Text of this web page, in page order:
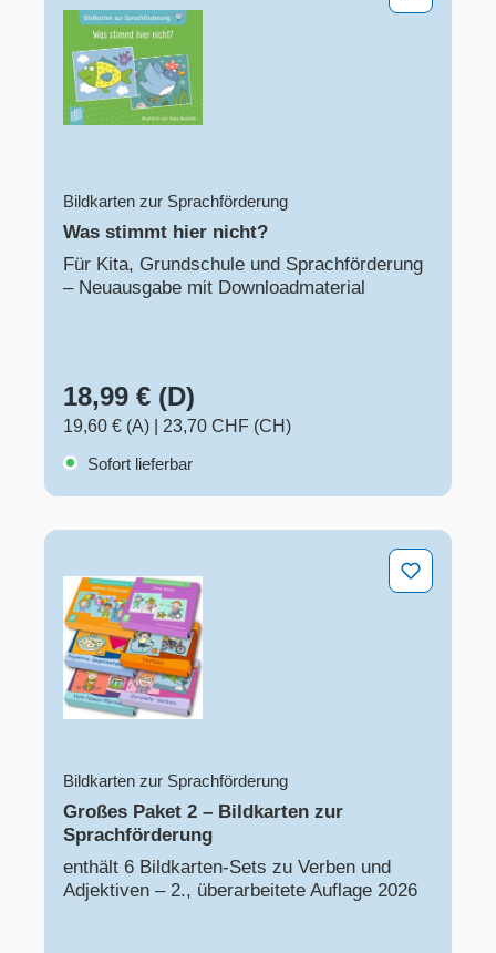
Bildkarten zur Sprachförderung
Was stimmt hier nicht?
Für Kita, Grundschule und Sprachförderung
– Neuausgabe mit Downloadmaterial
18,99 € (D)
19,60 € (A)
23,70 CHF (CH)
Sofort lieferbar
Großes Paket 2 – Bildkarten zur Sprachförderung
Bildkarten zur Sprachförderung
Großes Paket 2 – Bildkarten zur
Sprachförderung
enthält 6 Bildkarten-Sets zu Verben und
Adjektiven – 2., überarbeitete Auflage 2026